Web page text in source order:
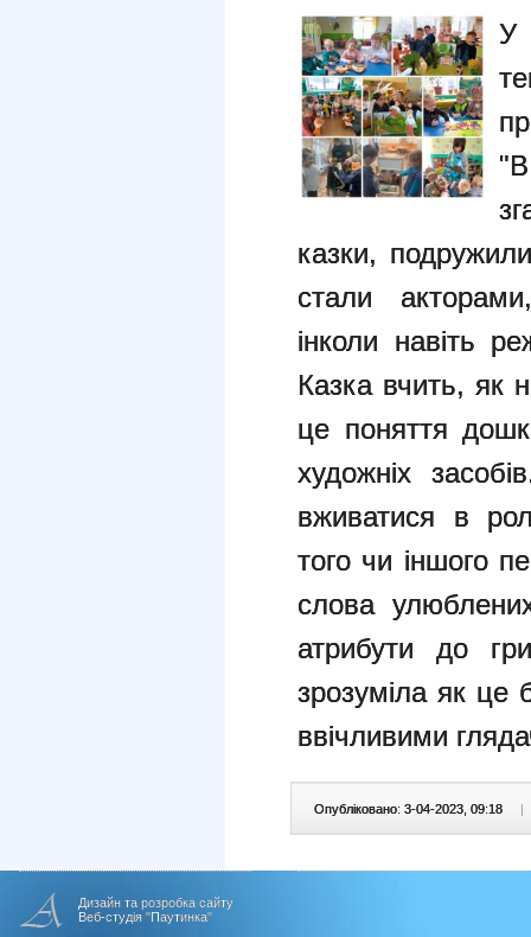
У
казки,
стали
інколи навіть
Казка вчить, як
це поняття
художніх
вживатися в
того чи іншого
слова
атрибути до
зрозуміла як це
ввічливими
Опубліковано: 3-04-2023, 09:18 |
Дизайн та розробка сайту
Веб-студія "Паутинка"